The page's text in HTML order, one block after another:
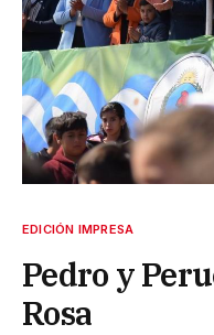
EDICIÓN IMPRESA
Pedro y
Rosa